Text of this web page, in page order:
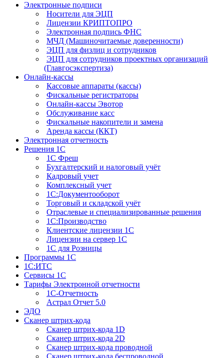
Электронные подписи
Носители для ЭЦП
Лицензии КРИПТОПРО
Электронная подпись ФНС
МЧД (Машиночитаемые доверенности)
ЭЦП для физлиц и сотрудников
ЭЦП для сотрудников проектных организаций
(Главгосэкспертиза)
Онлайн-кассы
Кассовые аппараты (кассы)
Фискальные регистраторы
Онлайн-кассы Эвотор
Обслуживание касс
Фискальные накопители и замена
Аренда кассы (ККТ)
Электронная отчетность
Решения 1С
1С Фреш
Бухгалтерский и налоговый учёт
Кадровый учет
Комплексный учет
1С:Документооборот
Торговый и складской учёт
Отраслевые и специализированные решения
1С:Производство
Клиентские лицензии 1С
Лицензии на сервер 1С
1С для Розницы
Программы 1С
1С:ИТС
Сервисы 1С
Тарифы Электронной отчетности
1С-Отчетность
Астрал Отчет 5.0
ЭДО
Сканер штрих-кода
Сканер штрих-кода 1D
Сканер штрих-кода 2D
Сканер штрих-кода проводной